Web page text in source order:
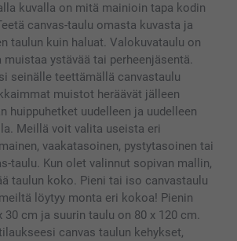
& Lisätarvikkeet
kuvalla on mitä mainioin tapa kodin
canvas-taulu omasta kuvasta ja
taulun kuin haluat. Valokuvataulu on
ystävää tai perheenjäsentä.
seinälle teettämällä canvastaulu
muistot heräävät jälleen
huippuhetket uudelleen ja uudelleen
Meillä voit valita useista eri
vaakatasoinen, pystytasoinen tai
taulu. Kun olet valinnut sopivan mallin,
taulun koko. Pieni tai iso canvastaulu
löytyy monta eri kokoa! Pienin
30 cm ja suurin taulu on 80 x 120 cm.
canvas taulun kehykset,